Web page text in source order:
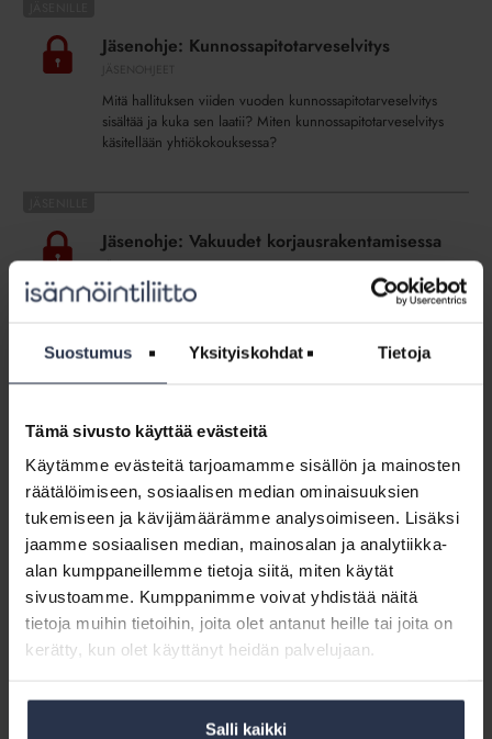
Suostumus Yksityiskohdat Tietoja
Tämä sivusto käyttää evästeitä
Käytämme evästeitä tarjoamamme sisällön ja mainosten
räätälöimiseen, sosiaalisen median ominaisuuksien
tukemiseen ja kävijämäärämme analysoimiseen. Lisäksi
jaamme sosiaalisen median, mainosalan ja analytiikka-
alan kumppaneillemme tietoja siitä, miten käytät
sivustoamme. Kumppanimme voivat yhdistää näitä
tietoja muihin tietoihin, joita olet antanut heille tai joita on
kerätty, kun olet käyttänyt heidän palvelujaan.
Salli kaikki
KunnossapitotarveselvitysJäsenohje: Kunnossapitotarveselvitys
Mitä hallituksen viiden vuoden kunnossapitotarveselvitys
sisältää ja kuka sen laatii? Miten kunnossapitotarveselvitys
käsitellään yhtiökokouksessa?
Vakuudet
korjausrakentamisessaJäsenohje: Vakuudet korjausrakentamisessa
JÄSENOHJEET
Mitä tarkoittavat rakennusajan vakuus ja takuuajan vakuus
Jäsenohje:
korjaushankkeessa
JÄSENOHJEET
MIllainen on takuuajan virhevastuu korjaushankkeessa?
Entä takuuajan jälkeinen vastuu?
Jäsenohje:
Kunnossapitovastuu
taloyhtiössä Jäsenohje: Kunnossapitovastuu taloyhtiössä
JÄSENOHJEET
Jäsenohjeessa selvitetty vastuunjako taloyhtiössä